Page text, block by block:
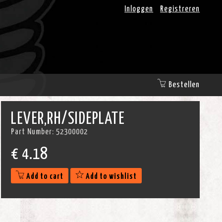
Inloggen Registreren
Bestellen
LEVER,RH/SIDEPLATE
Part Number:52300002
€ 4.18
Add to cart Add to wishlist